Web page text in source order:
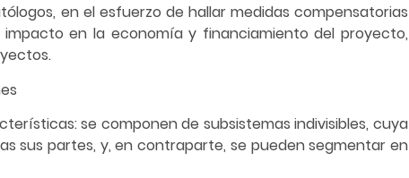
en el esfuerzo de hallar medidas compensatorias
en la economía y financiamiento del proyecto,
se componen de subsistemas indivisibles, cuya
sus partes, y, en contraparte, se pueden segmentar en